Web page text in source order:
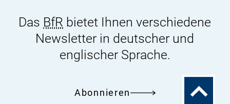
Das BfR bietet Ihnen verschiedene
Newsletter in deutscher und
englischer Sprache.
Abonnieren
Zum